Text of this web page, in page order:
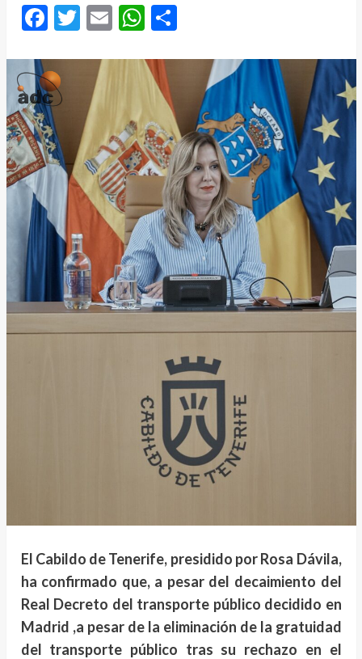
Facebook
Twitter
EmailWhatsApp
Compartir
El Cabildo de Tenerife, presidido por Rosa Dávila,
ha confirmado que, a pesar del decaimiento del
Real Decreto del transporte público decidido en
Madrid ,a pesar de la eliminación de la gratuidad
del transporte público tras su rechazo en el